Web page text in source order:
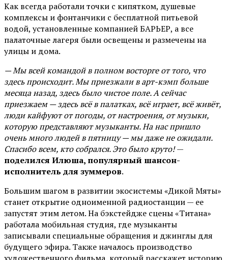
Как всегда работали точки с кипятком, душевые
комплексы и фонтанчики с бесплатной питьевой
водой, установленные компанией БАРЬЕР, а все
палаточные лагеря были освещены и размечены на
улицы и дома.
— Мы всей командой в полном восторге от того, что
здесь происходит. Мы приезжали в арт-кэмп больше
месяца назад, здесь было чистое поле. А сейчас
приезжаем — здесь всё в палатках, всё играет, всё живёт,
люди кайфуют от погоды, от настроения, от музыки,
которую представляют музыканты. На нас пришло
очень много людей в пятницу — мы даже не ожидали.
Спасибо всем, кто собрался. Это было круто!—
поделился Илюша, популярный шансон-
исполнитель для зуммеров.
Большим шагом в развитии экосистемы «Дикой Мяты»
станет открытие одноименной радиостанции — ее
запустят этим летом. На бэкстейдже сцены «Титана»
работала мобильная студия, где музыканты
записывали специальные обращения и джинглы для
будущего эфира. Также началось производство